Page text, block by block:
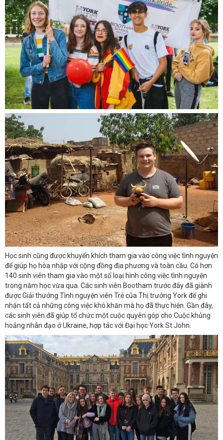
Học sinh cũng được khuyến khích tham gia vào công việc tình nguyện
để giúp họ hòa nhập với cộng đồng địa phương và toàn cầu. Có hơn
140 sinh viên tham gia vào một số loại hình công việc tình nguyện
trong năm học vừa qua. Các sinh viên Bootham trước đây đã giành
được Giải thưởng Tình nguyện viên Trẻ của Thị trưởng York để ghi
nhận tất cả những công việc khó khăn mà họ đã thực hiện. Gần đây,
các sinh viên đã giúp tổ chức một cuộc quyên góp cho Cuộc khủng
hoảng nhân đạo ở Ukraine, hợp tác với Đại học York St John.